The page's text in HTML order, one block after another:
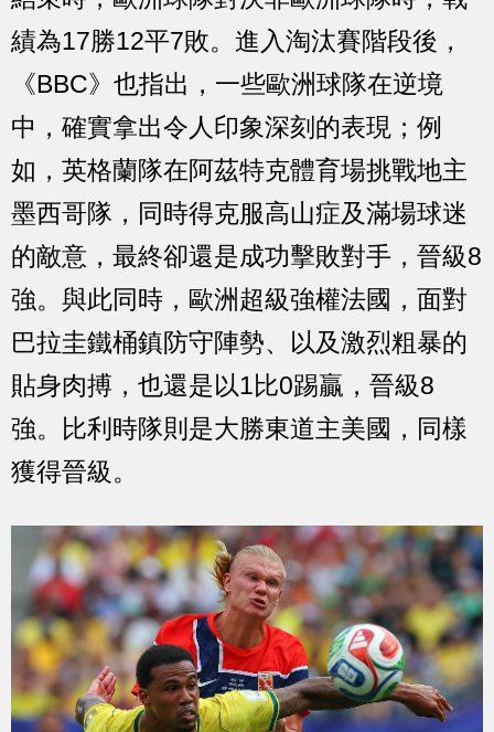
績為17勝12平7敗。進入淘汰賽階段後，
《BBC》也指出，一些歐洲球隊在逆境
中，確實拿出令人印象深刻的表現；例
如，英格蘭隊在阿茲特克體育場挑戰地主
墨西哥隊，同時得克服高山症及滿場球迷
的敵意，最終卻還是成功擊敗對手，晉級8
強。與此同時，歐洲超級強權法國，面對
巴拉圭鐵桶鎮防守陣勢、以及激烈粗暴的
貼身肉搏，也還是以1比0踢贏，晉級8
強。比利時隊則是大勝東道主美國，同樣
獲得晉級。